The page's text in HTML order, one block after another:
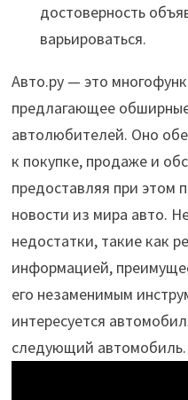
достоверность
варьироваться.
Авто.ру — это
предлагающее
автолюбителей. Оно
к покупке, продаже и
предоставляя при
новости из мира авто.
недостатки, такие как
информацией,
его незаменимым
интересуется
следующий автомобиль.